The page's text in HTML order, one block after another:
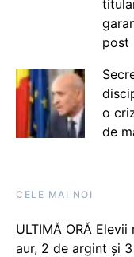
post
o
de
CELE MAI NOI
ULTIMĂ ORĂ
aur, 2 de argint și